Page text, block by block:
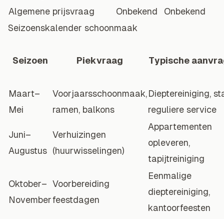
Algemene prijsvraag Onbekend
Onbekend
Seizoenskalender schoonmaak
Seizoen Piekvraag Typische
Maart–
Mei
Voorjaarsschoonmaak,
ramen, balkons
Dieptereiniging,
reguliere service
Juni–
Augustus
Verhuizingen
(huurwisselingen)
Appartementen
opleveren,
tapijtreiniging
Oktober–
November
Voorbereiding
feestdagen
Eenmalige
dieptereiniging,
kantoorfeesten